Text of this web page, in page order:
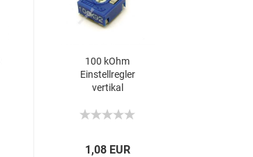
100 kOhm
Einstellregler
vertikal
1,08 EUR